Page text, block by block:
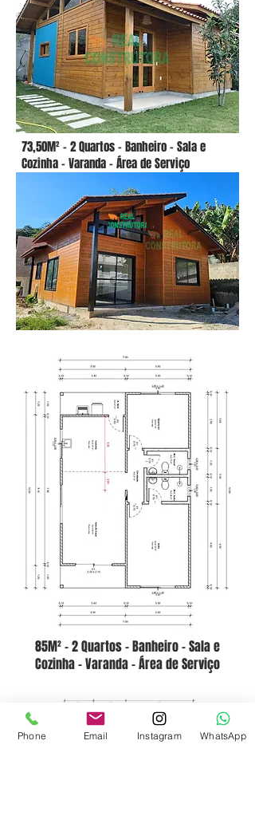
73,50M² - 2 Quartos - Banheiro - Sala e
Cozinha - Varanda - Área de Serviço
85M² - 2 Quartos - Banheiro - Sala e
Cozinha - Varanda - Área de Serviço
Phone Email Instagram WhatsApp